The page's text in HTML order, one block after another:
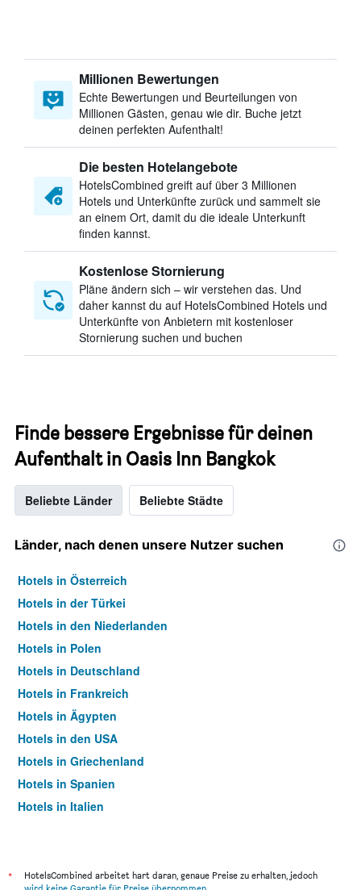
Millionen Bewertungen
Echte Bewertungen und Beurteilungen von
Millionen Gästen, genau wie dir. Buche jetzt
deinen perfekten Aufenthalt!
Die besten Hotelangebote
HotelsCombined greift auf über 3 Millionen
Hotels und Unterkünfte zurück und sammelt sie
an einem Ort, damit du die ideale Unterkunft
finden kannst.
Kostenlose Stornierung
Pläne ändern sich – wir verstehen das. Und
daher kannst du auf HotelsCombined Hotels und
Unterkünfte von Anbietern mit kostenloser
Stornierung suchen und buchen
Finde bessere Ergebnisse für deinen
Aufenthalt in Oasis Inn Bangkok
Beliebte Länder Beliebte Städte
Länder, nach denen unsere Nutzer suchen
Hotels in Österreich
Hotels in der Türkei
Hotels in den Niederlanden
Hotels in Polen
Hotels in Deutschland
Hotels in Frankreich
Hotels in Ägypten
Hotels in den USA
Hotels in Griechenland
Hotels in Spanien
Hotels in Italien
*
HotelsCombined arbeitet hart daran, genaue Preise zu erhalten, jedoch